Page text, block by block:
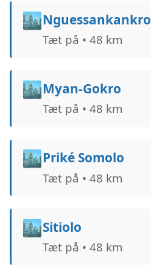
🏙️Nguessankankro
Tæt på • 48 km
🏙️Myan-Gokro
Tæt på • 48 km
🏙️Priké Somolo
Tæt på • 48 km
🏙️Sitiolo
Tæt på • 48 km